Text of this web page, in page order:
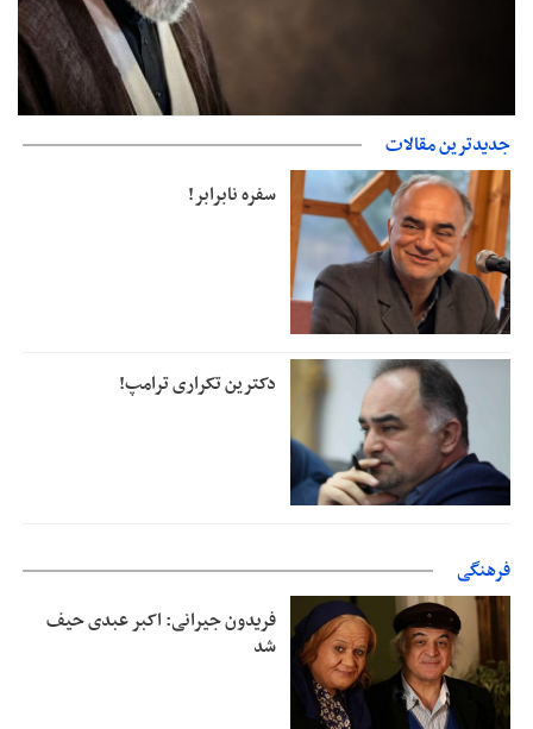
دفتر رهبر انقلاب: مطالب خارج از مراجع رسمی فاقد سندیت است
جدیدترین مقالات
سفره نابرابر!
دکترین تکراری ترامپ!
فرهنگی
فریدون جیرانی: اکبر عبدی حیف
شد